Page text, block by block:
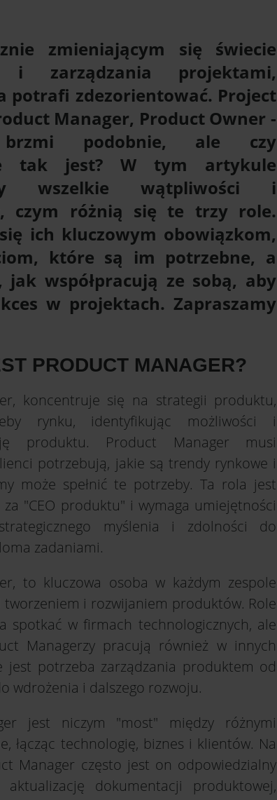
zmieniającym się świecie
i zarządzania projektami,
potrafi zdezorientować. Project
Manager, Product Owner -
brzmi podobnie, ale czy
tak jest? W tym artykule
wszelkie wątpliwości i
czym różnią się te trzy role.
ich kluczowym obowiązkom,
które są im potrzebne, a
jak współpracują ze sobą, aby
w projektach. Zapraszamy
PRODUCT MANAGER?
koncentruje się na strategii produktu,
rynku, identyfikując możliwości i
produktu. Product Manager musi
potrzebują, jakie są trendy rynkowe i
może spełnić te potrzeby. Ta rola jest
za "CEO produktu" i wymaga umiejętności
myślenia i zdolności do
zadaniami.
to kluczowa osoba w każdym zespole
tworzeniem i rozwijaniem produktów. Role
spotkać w firmach technologicznych, ale
Managerzy pracują również w innych
jest potrzeba zarządzania produktem od
wdrożenia i dalszego rozwoju.
jest niczym "most" między różnymi
łącząc technologię, biznes i klientów. Na
Manager często jest on odpowiedzialny
dokumentacji produktowej,